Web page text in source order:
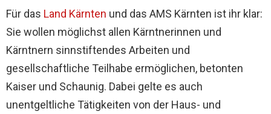
Für das Land Kärnten und das AMS Kärnten ist ihr klar:
Sie wollen möglichst allen Kärntnerinnen und
Kärntnern sinnstiftendes Arbeiten und
gesellschaftliche Teilhabe ermöglichen, betonten
Kaiser und Schaunig. Dabei gelte es auch
unentgeltliche Tätigkeiten von der Haus- und